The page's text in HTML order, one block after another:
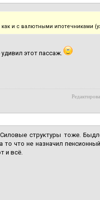
и с валютными ипотечниками
этот пассаж.
структуры тоже.
что не назначил
и всё.